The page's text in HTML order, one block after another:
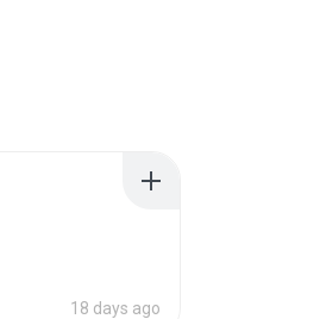
18 days ago